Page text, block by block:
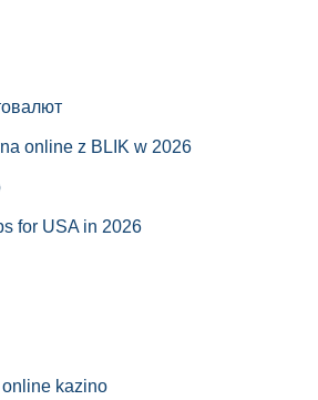
online z BLIK w 2026
for USA in 2026
kazino